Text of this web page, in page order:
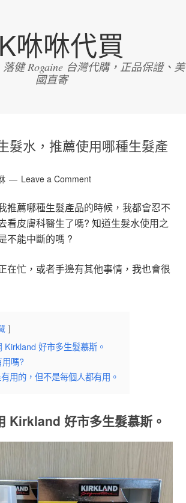
咻咻代買
健 Rogaine 台灣代購，正品保證、美
國直寄
髮水，推薦使用哪種生髮產
Leave a Comment
推薦哪種生髮產品的時候，我都會忍不
看皮膚科醫生了嗎? 知道生髮水使用之
不能中斷的嗎 ?
在忙，或者手邊有其他事情，我也會很
Kirkland 好市多生髮慕斯。
用嗎?
用的，但不是每個人都有用。
Kirkland 好市多生髮慕斯。